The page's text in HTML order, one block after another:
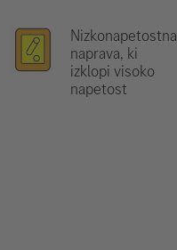
Nizkonapetostna
naprava, ki
izklopi visoko
napetost